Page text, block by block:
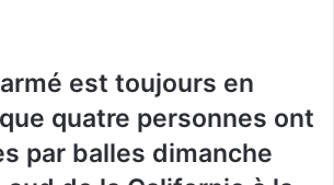
est toujours en
quatre personnes ont
par balles dimanche